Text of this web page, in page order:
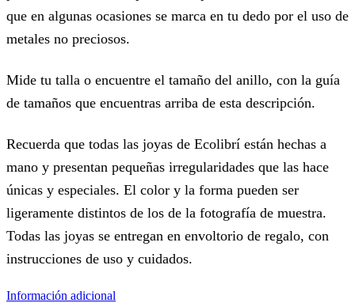
que en algunas ocasiones se marca en tu dedo por el uso de
metales no preciosos.
Mide tu talla o encuentre el tamaño del anillo, con la guía
de tamaños que encuentras arriba de esta descripción.
Recuerda que todas las joyas de Ecolibrí están hechas a
mano y presentan pequeñas irregularidades que las hace
únicas y especiales. El color y la forma pueden ser
ligeramente distintos de los de la fotografía de muestra.
Todas las joyas se entregan en envoltorio de regalo, con
instrucciones de uso y cuidados.
Información adicional